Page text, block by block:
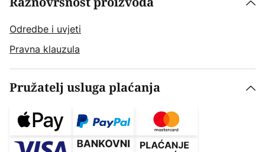
Odredbe i uvjeti
Pravna klauzula
Pružatelj usluga plaćanja